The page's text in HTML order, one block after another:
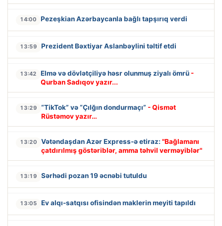
14:00 Pezeşkian Azərbaycanla bağlı tapşırıq verdi
13:59 Prezident Bəxtiyar Aslanbəylini təltif etdi
13:42 Elmə və dövlətçiliyə həsr olunmuş ziyalı ömrü -
Qurban Sadıqov yazır...
13:29 “TikTok” və “Çılğın dondurmaçı” - Qismət
Rüstəmov yazır…
13:20 Vətəndaşdan Azər Express-ə etiraz: "Bağlamanı
çatdırılmış göstəriblər, amma təhvil verməyiblər"
13:19 Sərhədi pozan 19 əcnəbi tutuldu
13:05 Ev alqı-satqısı ofisindən maklerin meyiti tapıldı